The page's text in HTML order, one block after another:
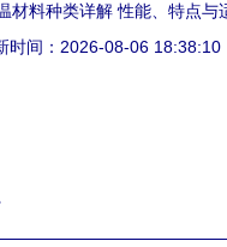
材料种类详解 性能、特点与
场景
时间：2026-08-06 18:38:10